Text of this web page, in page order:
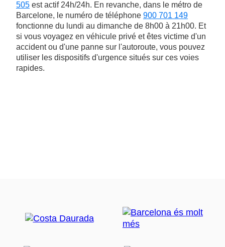
505 est actif 24h/24h. En revanche, dans le métro de
Barcelone, le numéro de téléphone 900 701 149
fonctionne du lundi au dimanche de 8h00 à 21h00. Et
si vous voyagez en véhicule privé et êtes victime d'un
accident ou d'une panne sur l'autoroute, vous pouvez
utiliser les dispositifs d'urgence situés sur ces voies
rapides.